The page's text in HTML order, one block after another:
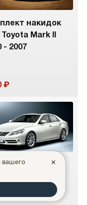
накидок
Mark II
- 2007
накидок
- 2009
вашего
✕